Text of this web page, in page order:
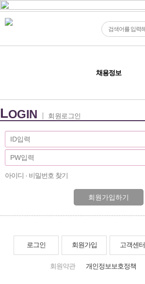
채용정보
LOGIN 회원로그인
아이디 · 비밀번호 찾기
회원가입하기
로그인 회원가입 고객센터
회원약관 개인정보보호정책